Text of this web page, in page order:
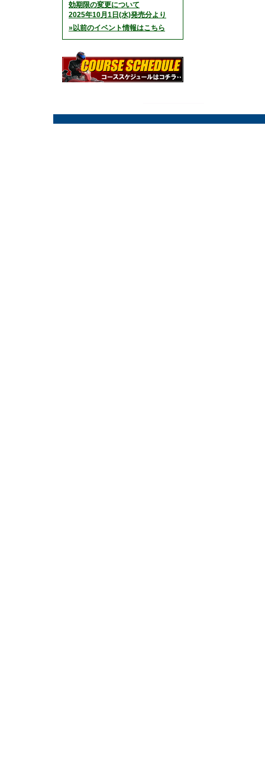
効期限の変更について
2025年10月1日(水)発売分より
»以前のイベント情報はこちら